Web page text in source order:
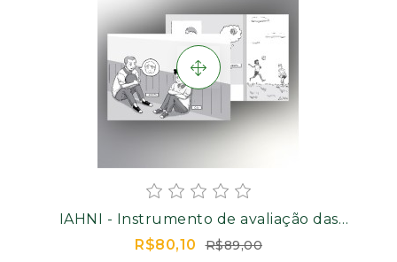
IAHNI - Instrumento de avaliação das
habilidades de negociação interpessoal -
Dilemas
R$80,10 R$89,00